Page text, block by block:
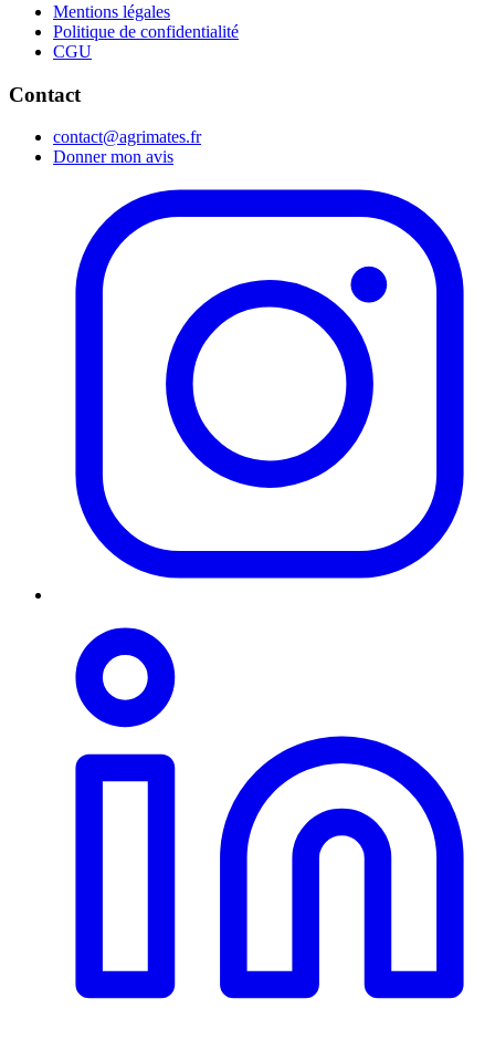
Mentions légales
Politique de confidentialité
CGU
Contact
contact@agrimates.fr
Donner mon avis